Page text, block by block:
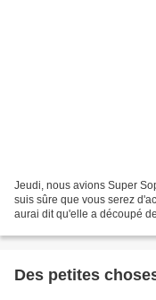
Jeudi, nous avions Super
suis sûre que vous serez
aurai dit qu'elle a découpé
Des petites